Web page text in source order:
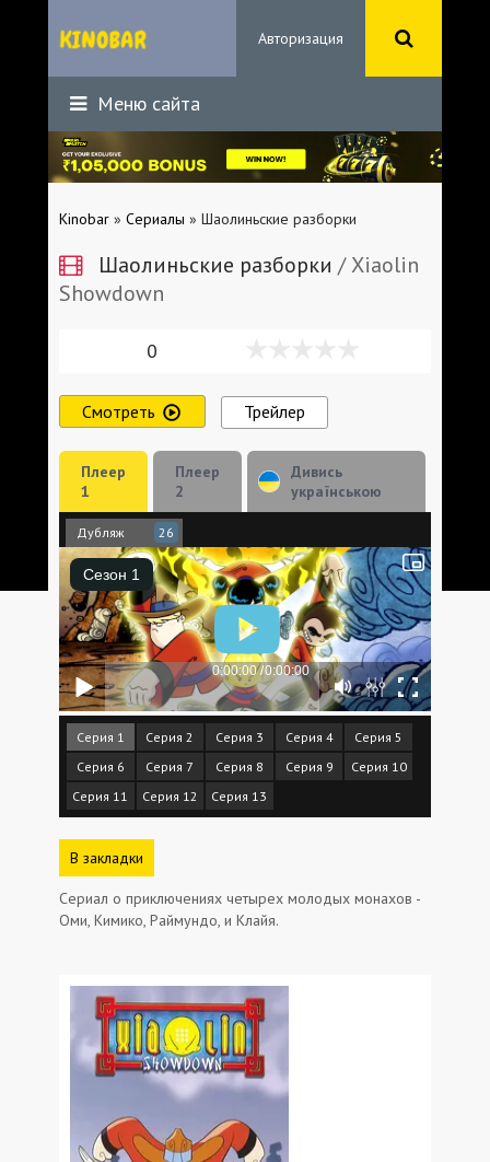
Авторизация
Меню сайта
Kinobar » Сериалы » Шаолиньские разборки
Шаолиньские разборки / Xiaolin
Showdown
0
Смотреть Трейлер
Плеер
1
Плеер
2
Дивись
українською
Дубляж 26
Серия 1 Серия 2 Серия 3 Серия 4
Серия 5
Серия 6
Серия 7 Серия 8 Серия 9
Серия 10
Серия 11
Серия 12 Серия 13
В закладки
Сериал о приключениях четырех молодых монахов -
Оми, Кимико, Раймундо, и Клайя.